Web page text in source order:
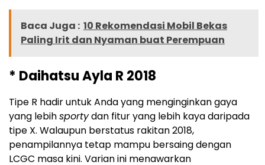
Baca Juga : 10 Rekomendasi Mobil Bekas
Paling Irit dan Nyaman buat Perempuan
* Daihatsu Ayla R 2018
Tipe R hadir untuk Anda yang menginginkan gaya
yang lebihsportydan fitur yang lebih kaya daripada
tipe X. Walaupun berstatus rakitan 2018,
penampilannya tetap mampu bersaing dengan
LCGC masa kini. Varian ini menawarkan